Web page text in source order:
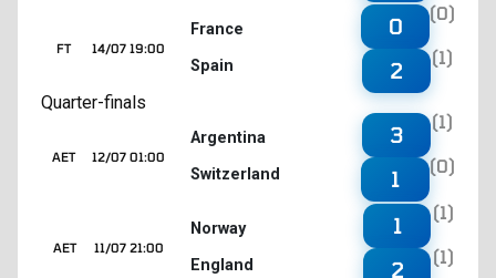
14/07 19:00
FT
France
Spain
0
(0)
2
(1)
Quarter-finals
12/07 01:00
AET
Argentina
Switzerland
3
(1)
1
(0)
11/07 21:00
AET
Norway
England
1
(1)
2
(1)